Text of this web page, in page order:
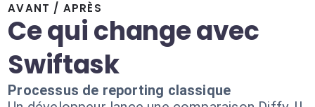
AVANT / APRÈS
Ce qui change avec
Swiftask
Processus de reporting classique